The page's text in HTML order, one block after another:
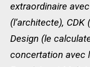
extraordinaire
(l’architecte),
Design (le
concertation avec